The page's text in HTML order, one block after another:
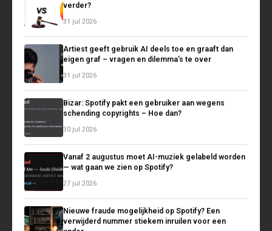
verder?
31 jul 2026
Artiest geeft gebruik AI deels toe en graaft dan
eigen graf – vragen en dilemma’s te over
31 jul 2026
Bizar: Spotify pakt een gebruiker aan wegens
schending copyrights – Hoe dan?
30 jul 2026
Vanaf 2 augustus moet AI-muziek gelabeld worden
— wat gaan we zien op Spotify?
27 jul 2026
Nieuwe fraude mogelijkheid op Spotify? Een
verwijderd nummer stiekem inruilen voor een